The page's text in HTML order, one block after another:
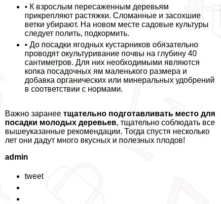
• К взрослым пересаженным деревьям
прикрепляют растяжки. Сломанные и засохшие
ветки убирают. На новом месте садовые культуры
следует полить, подкормить.
• До посадки ягодных кустарников обязательно
проводят окультуривание почвы на глубину 40
сантиметров. Для них необходимыми являются
копка посадочных ям маленького размера и
добавка органических или минеральных удобрений
в соответствии с нормами.
Важно заранее тщательно подготавливать место для
посадки молодых деревьев, тщательно соблюдать все
вышеуказанные рекомендации. Тогда спустя несколько
лет они дадут много вкусных и полезных плодов!
admin
tweet